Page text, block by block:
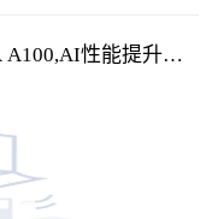
性能提升巨